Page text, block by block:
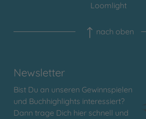
Loomlight
nach oben
Newsletter
Bist Du an unseren Gewinnspielen
und Buchhighlights interessiert?
Dann trage Dich hier schnell und